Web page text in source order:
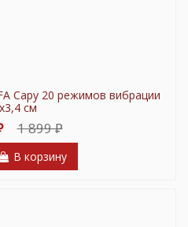
Capy 20 режимов вибрации
см
1 899 ₽
В корзину